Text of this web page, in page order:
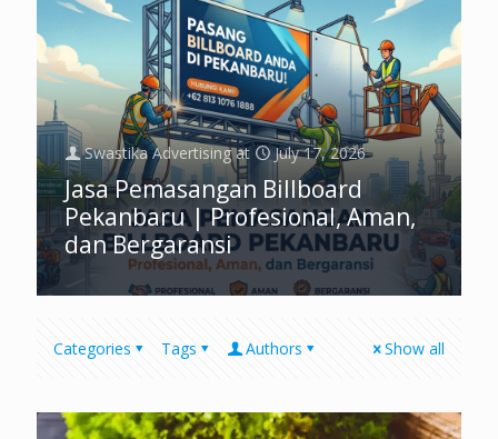
Swastika Advertising at July 17, 2026
Jasa Pemasangan Billboard
Pekanbaru | Profesional, Aman,
dan Bergaransi
Categories Tags Authors Show all